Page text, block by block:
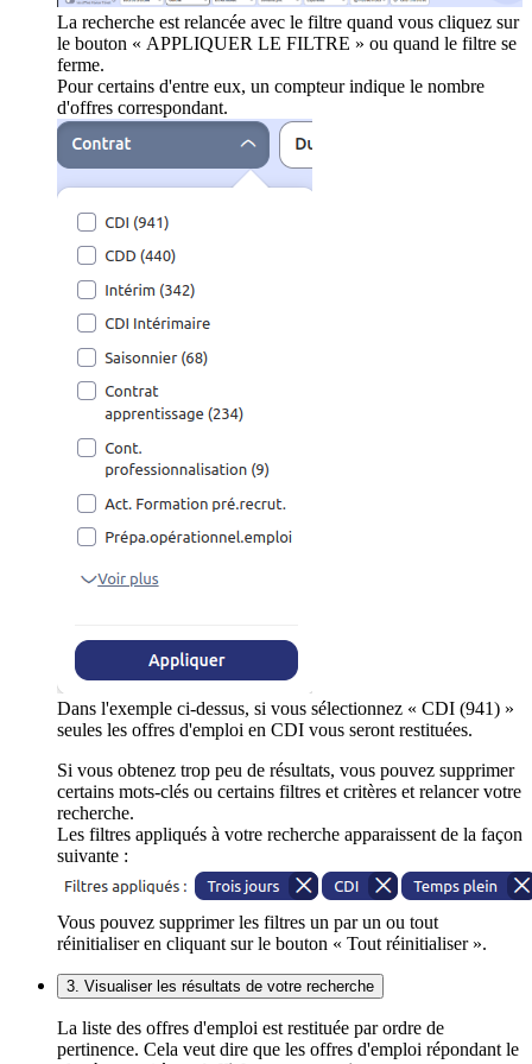
La recherche est relancée avec le filtre quand vous cliquez sur
le bouton « APPLIQUER LE FILTRE » ou quand le filtre se
ferme.
Pour certains d'entre eux, un compteur indique le nombre
d'offres correspondant.
Dans l'exemple ci-dessus, si vous sélectionnez « CDI (941) »
seules les offres d'emploi en CDI vous seront restituées.
Si vous obtenez trop peu de résultats, vous pouvez supprimer
certains mots-clés ou certains filtres et critères et relancer votre
recherche.
Les filtres appliqués à votre recherche apparaissent de la façon
suivante :
Vous pouvez supprimer les filtres un par un ou tout
réinitialiser en cliquant sur le bouton « Tout réinitialiser ».
3. Visualiser les résultats de votre recherche
La liste des offres d'emploi est restituée par ordre de
pertinence. Cela veut dire que les offres d'emploi répondant le